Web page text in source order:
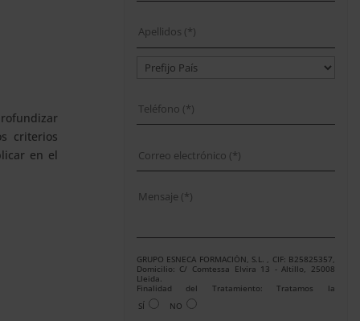
criterios
en el
GRUPO ESNECA FORMACIÓN, S.L. , CIF: B25825357,
Domicilio: C/ Comtessa Elvira 13 - Altillo, 25008
Lleida.
Finalidad del Tratamiento: Tratamos la
información que nos facilita con el fin de enviarle
correos electrónicos de tipo comercial relacionado
SÍ NO